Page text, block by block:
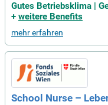
Gutes Betriebsklima |
+ weitere Benefits
mehr erfahren
School Nurse –